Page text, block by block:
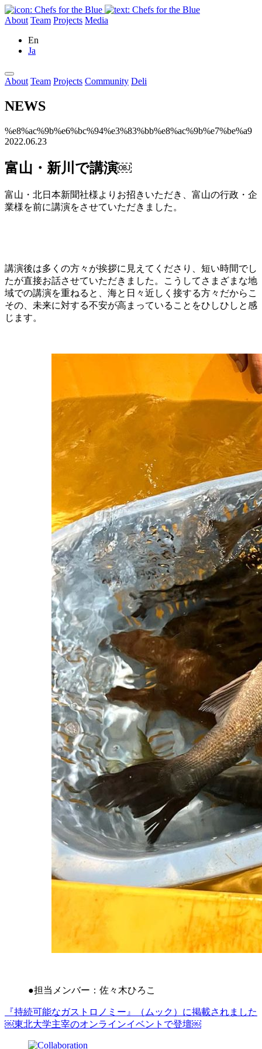
About Team Projects Media
En
Ja
About Team Projects Community Deli
NEWS
%e8%ac%9b%e6%bc%94%e3%83%bb%e8%ac%9b%e7%be%a9
2022.06.23
富山・新川で講演￼
富山・北日本新聞社様よりお招きいただき、富山の行政・企
業様を前に講演をさせていただきました。
講演後は多くの方々が挨拶に見えてくださり、短い時間でし
たが直接お話させていただきました。こうしてさまざまな地
域での講演を重ねると、海と日々近しく接する方々だからこ
その、未来に対する不安が高まっていることをひしひしと感
じます。
●担当メンバー：佐々木ひろこ
『持続可能なガストロノミー』（ムック）に掲載されました
￼東北大学主宰のオンラインイベントで登壇￼